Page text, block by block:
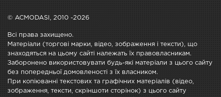
© ACMODASI, 2010 -2026
Всі права захищено.
Матеріали (торгові марки, відео, зображення і тексти), що
знаходяться на цьому сайті належать їх правовласникам.
Заборонено використовувати будь-які матеріали з цього сайту
без попередньої домовленості з їх власником.
При копіюванні текстових та графічних матеріалів (відео,
зображення, тексти, скріншоти сторінок) з цього сайту